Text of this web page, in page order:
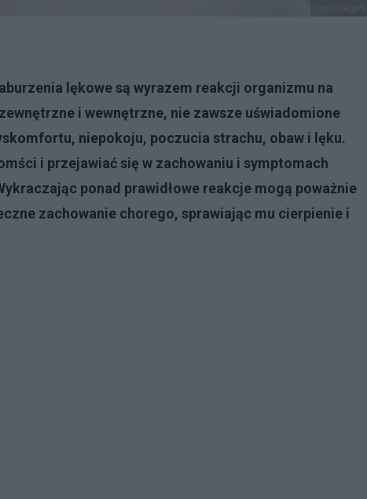
lękowe są wyrazem reakcji organizmu na
i wewnętrzne, nie zawsze uświadomione
niepokoju, poczucia strachu, obaw i lęku.
i przejawiać się w zachowaniu i symptomach
ponad prawidłowe reakcje mogą poważnie
zachowanie chorego, sprawiając mu cierpienie i